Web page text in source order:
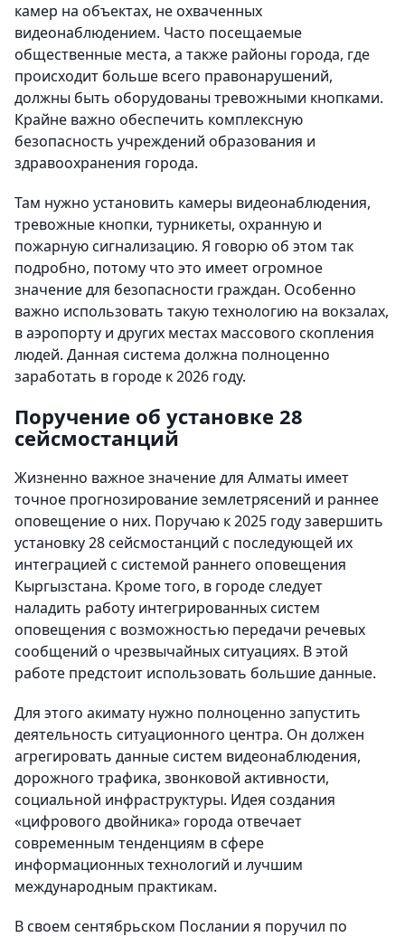
камер на объектах, не охваченных
видеонаблюдением. Часто посещаемые
общественные места, а также районы города, где
происходит больше всего правонарушений,
должны быть оборудованы тревожными кнопками.
Крайне важно обеспечить комплексную
безопасность учреждений образования и
здравоохранения города.
Там нужно установить камеры видеонаблюдения,
тревожные кнопки, турникеты, охранную и
пожарную сигнализацию. Я говорю об этом так
подробно, потому что это имеет огромное
значение для безопасности граждан. Особенно
важно использовать такую технологию на вокзалах,
в аэропорту и других местах массового скопления
людей. Данная система должна полноценно
заработать в городе к 2026 году.
Поручение об установке 28
сейсмостанций
Жизненно важное значение для Алматы имеет
точное прогнозирование землетрясений и раннее
оповещение о них. Поручаю к 2025 году завершить
установку 28 сейсмостанций с последующей их
интеграцией с системой раннего оповещения
Кыргызстана. Кроме того, в городе следует
наладить работу интегрированных систем
оповещения с возможностью передачи речевых
сообщений о чрезвычайных ситуациях. В этой
работе предстоит использовать большие данные.
Для этого акимату нужно полноценно запустить
деятельность ситуационного центра. Он должен
агрегировать данные систем видеонаблюдения,
дорожного трафика, звонковой активности,
социальной инфраструктуры. Идея создания
«цифрового двойника» города отвечает
современным тенденциям в сфере
информационных технологий и лучшим
международным практикам.
В своем сентябрьском Послании я поручил по